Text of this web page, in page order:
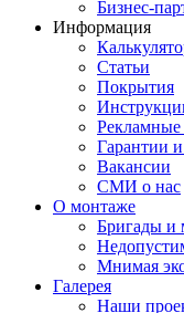
Бизнес-
Информация
Статьи
Покрытия
Гарантии
Вакансии
СМИ о нас
О монтаже
Бригады и
Мнимая
Галерея
Наши